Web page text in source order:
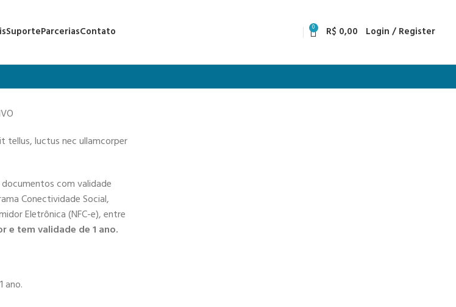
SuporteParceriasContato 0 R$ 0,00 Login / Register
tellus, luctus nec ullamcorper
documentos com validade
Conectividade Social,
Eletrônica (NFC-e), entre
e tem validade de 1 ano.
ano.